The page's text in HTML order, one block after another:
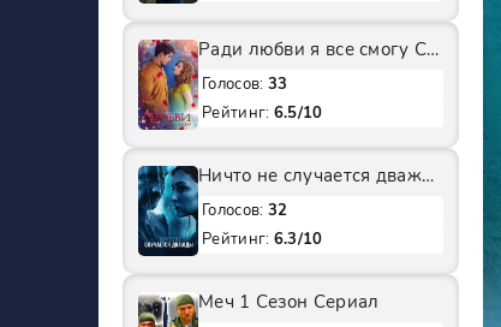
Ради любви я все смогу Сериал
Голосов: 33
Рейтинг: 6.5/10
Ничто не случается дважды 2 Сезон Сериал
Голосов: 32
Рейтинг: 6.3/10
Меч 1 Сезон Сериал